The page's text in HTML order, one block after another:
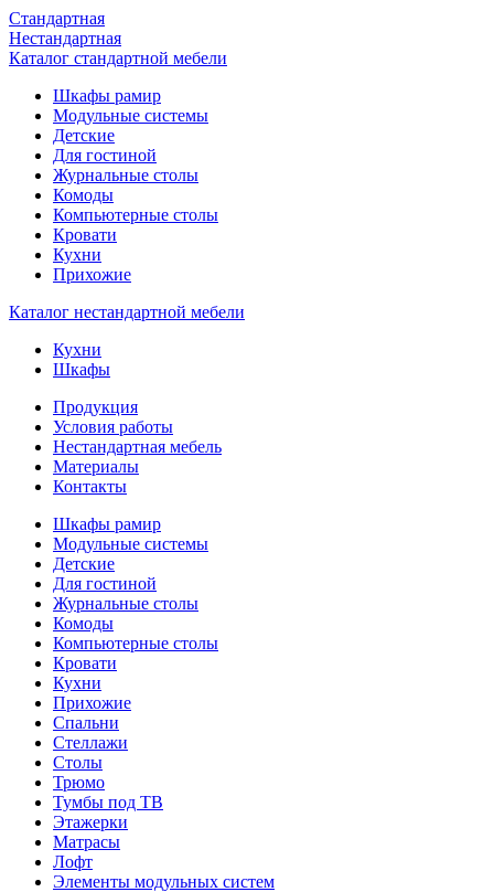
Стандартная
Нестандартная
Каталог стандартной мебели
Шкафы рамир
Модульные системы
Детские
Для гостиной
Журнальные столы
Комоды
Компьютерные столы
Кровати
Кухни
Прихожие
Каталог нестандартной мебели
Кухни
Шкафы
Продукция
Условия работы
Нестандартная мебель
Материалы
Контакты
Шкафы рамир
Модульные системы
Детские
Для гостиной
Журнальные столы
Комоды
Компьютерные столы
Кровати
Кухни
Прихожие
Спальни
Стеллажи
Столы
Трюмо
Тумбы под ТВ
Этажерки
Матрасы
Лофт
Элементы модульных систем